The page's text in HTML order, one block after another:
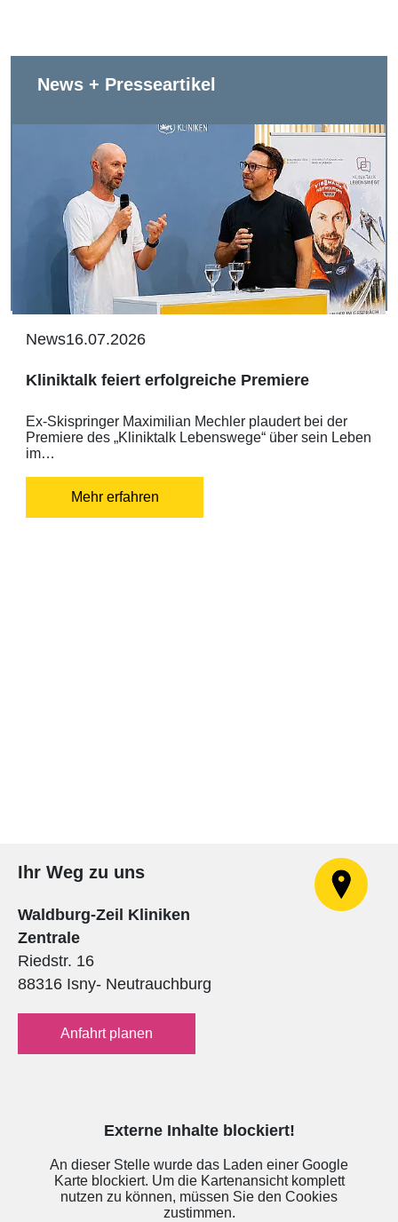
News + Presseartikel
News16.07.2026
Kliniktalk feiert erfolgreiche Premiere
Ex-Skispringer Maximilian Mechler plaudert bei der
Premiere des „Kliniktalk Lebenswege“ über sein Leben
im…
Mehr erfahren
Ihr Weg zu uns
Waldburg-Zeil Kliniken
Zentrale
Riedstr. 16
88316 Isny- Neutrauchburg
Anfahrt planen
Externe Inhalte blockiert!
An dieser Stelle wurde das Laden einer Google
Karte blockiert. Um die Kartenansicht komplett
nutzen zu können, müssen Sie den Cookies
zustimmen.